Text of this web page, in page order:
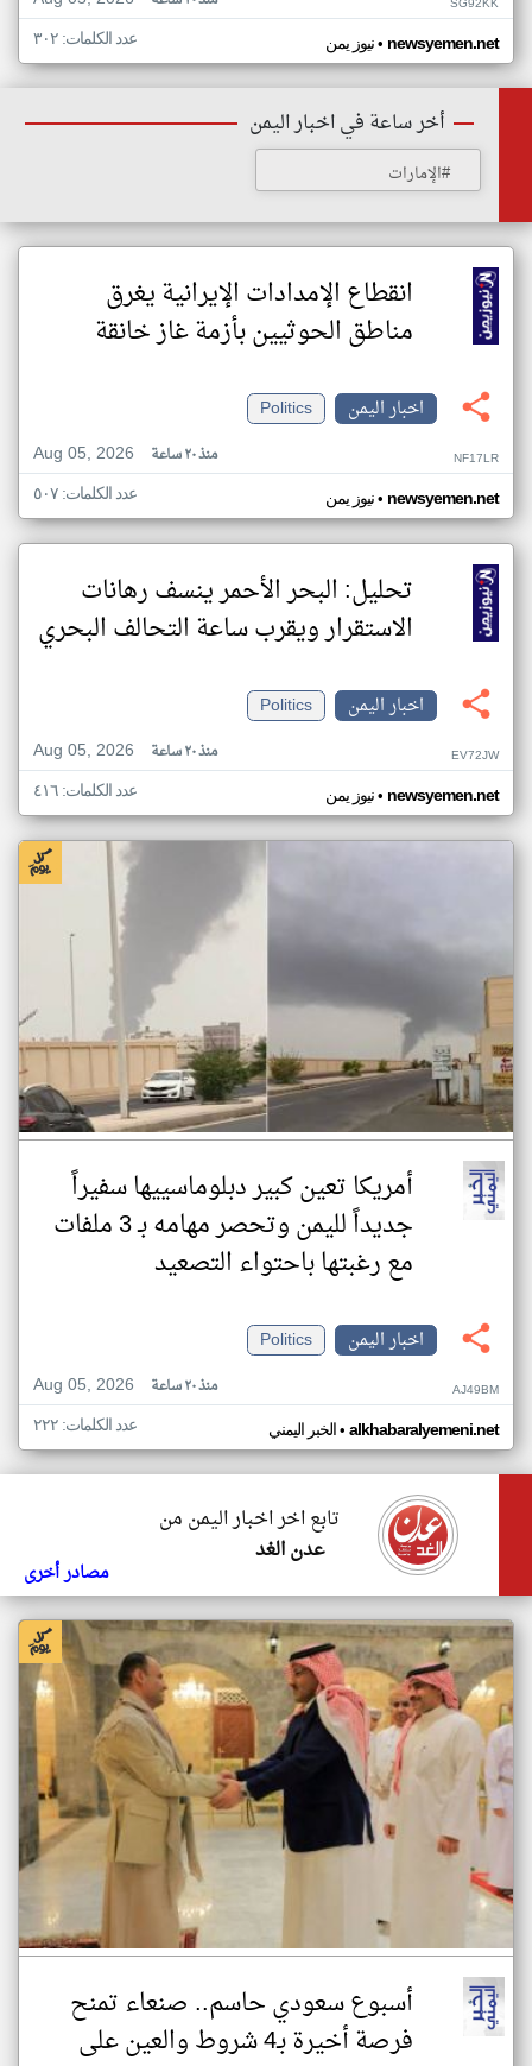
نيوز يمن• newsyemen.net عدد الكلمات: ٣٠٢
أخر ساعة في اخبار اليمن
#الإمارات
انقطاع الإمدادات الإيرانية يغرق
مناطق الحوثيين بأزمة غاز خانقة
اخبار اليمن
Politics
Aug 05, 2026
منذ ٢٠ ساعة NF17LR
نيوز يمن• newsyemen.net عدد الكلمات: ٥٠٧
تحليل: البحر الأحمر ينسف رهانات
الاستقرار ويقرب ساعة التحالف البحري
اخبار اليمن
Politics
Aug 05, 2026
منذ ٢٠ ساعة EV72JW
نيوز يمن• newsyemen.net عدد الكلمات: ٤١٦
أمريكا تعين كبير دبلوماسييها سفيراً
جديداً لليمن وتحصر مهامه بـ 3 ملفات
مع رغبتها باحتواء التصعيد
اخبار اليمن
Politics
Aug 05, 2026
منذ ٢٠ ساعة AJ49BM
الخبر اليمني• alkhabaralyemeni.net عدد الكلمات: ٢٢٢
تابع اخر اخبار اليمن من
عدن الغد
مصادر أخرى
أسبوع سعودي حاسم.. صنعاء تمنح
فرصة أخيرة بـ4 شروط والعين على